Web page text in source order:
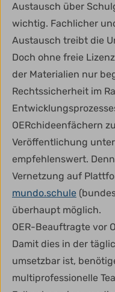
Austausch über
wichtig. Fachlicher
Austausch treibt die
Doch ohne freie
der Materialien nur
Rechtssicherheit im
OERchideenfächern
Veröffentlichung
empfehlenswert.
Vernetzung auf
mundo.schule
überhaupt möglich.
OER-Beauftragte vor
Damit dies in der
umsetzbar ist,
multiprofessionelle